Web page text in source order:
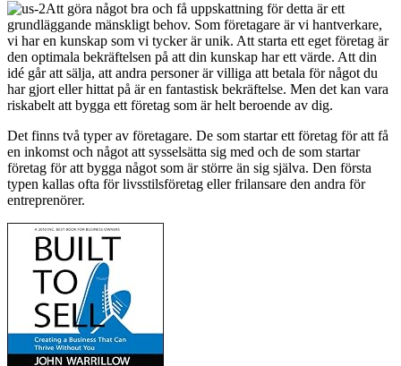
Att göra något bra och få uppskattning för detta är ett
grundläggande mänskligt behov. Som företagare är vi hantverkare,
vi har en kunskap som vi tycker är unik. Att starta ett eget företag är
den optimala bekräftelsen på att din kunskap har ett värde. Att din
idé går att sälja, att andra personer är villiga att betala för något du
har gjort eller hittat på är en fantastisk bekräftelse. Men det kan vara
riskabelt att bygga ett företag som är helt beroende av dig.
Det finns två typer av företagare. De som startar ett företag för att få
en inkomst och något att sysselsätta sig med och de som startar
företag för att bygga något som är större än sig själva. Den första
typen kallas ofta för livsstilsföretag eller frilansare den andra för
entreprenörer.